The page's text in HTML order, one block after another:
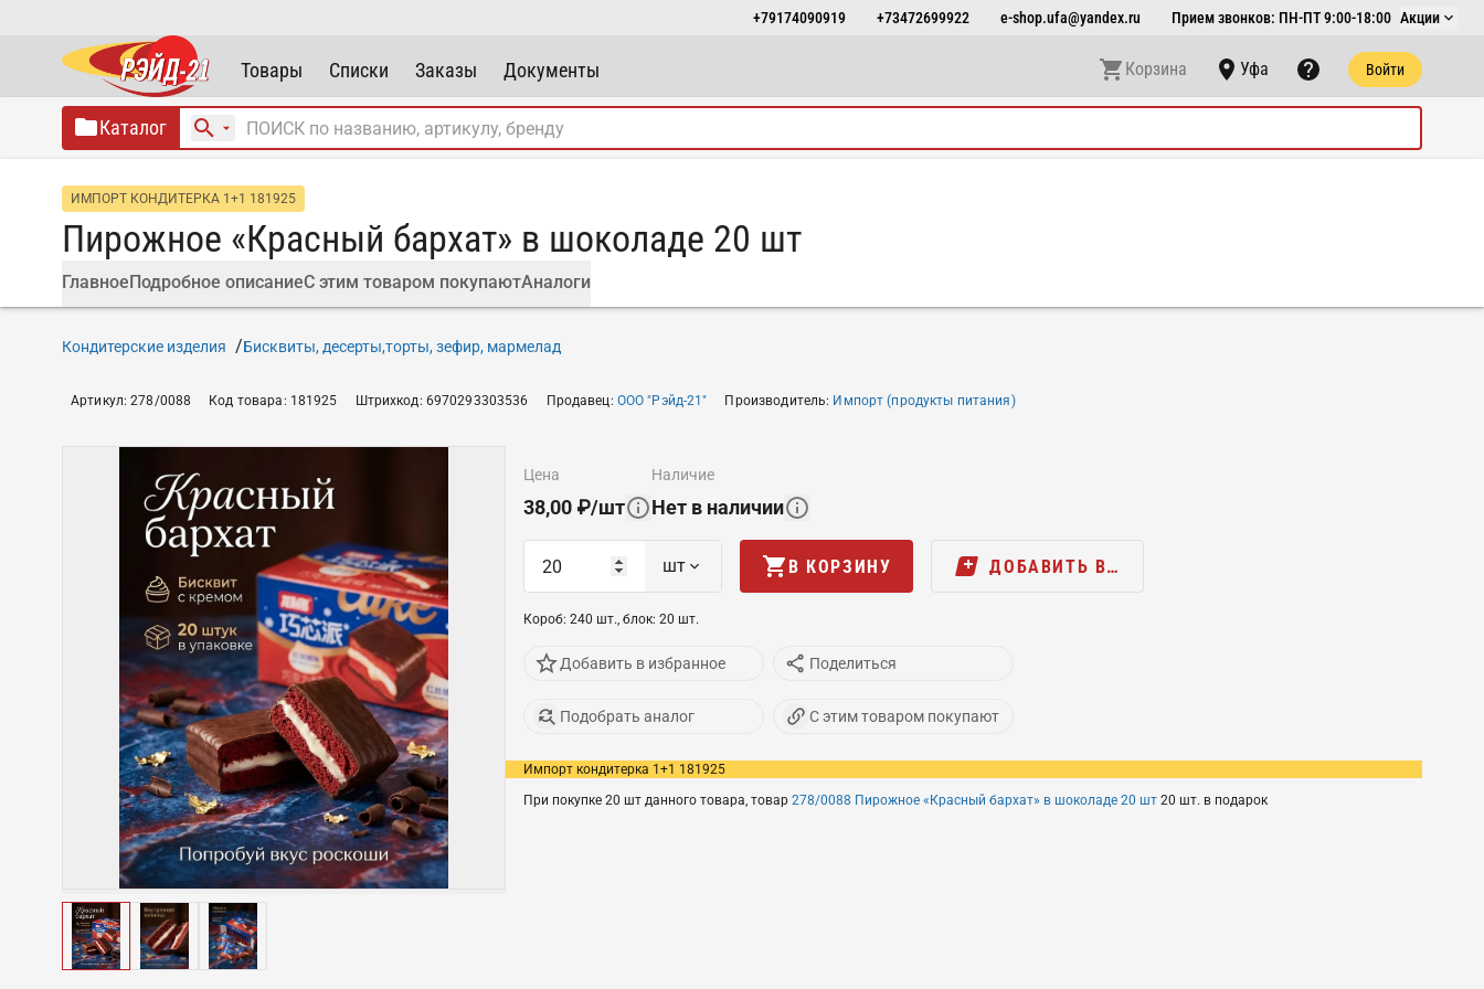
+79174090919 +73472699922 e-shop.ufa@yandex.ru Прием звонков: ПН-ПТ 9:00-18:00 Акции
Товары Списки Заказы Документы Корзина Уфа Войти
Каталог
ИМПОРТ КОНДИТЕРКА 1+1 181925
Пирожное «Красный бархат» в шоколаде 20 шт
ГлавноеПодробное описаниеС этим товаром покупаютАналоги
Кондитерские изделия Бисквиты, десерты,торты, зефир, мармелад
Артикул:278/0088 Код товара: 181925 Штрихкод: 6970293303536 Продавец: ООО "Рэйд-21" Производитель: Импорт (продукты питания)
цена
38,00 ₽/шт
наличие
Нет в наличии
шт В КОРЗИНУ ДОБАВИТЬ В…
Короб: 240 шт., блок: 20 шт.
Добавить в избранное Поделиться
Подобрать аналог С этим товаром покупают
Импорт кондитерка 1+1 181925
При покупке 20 шт данного товара, товар 278/0088 Пирожное «Красный бархат» в шоколаде 20 шт 20 шт. в подарок